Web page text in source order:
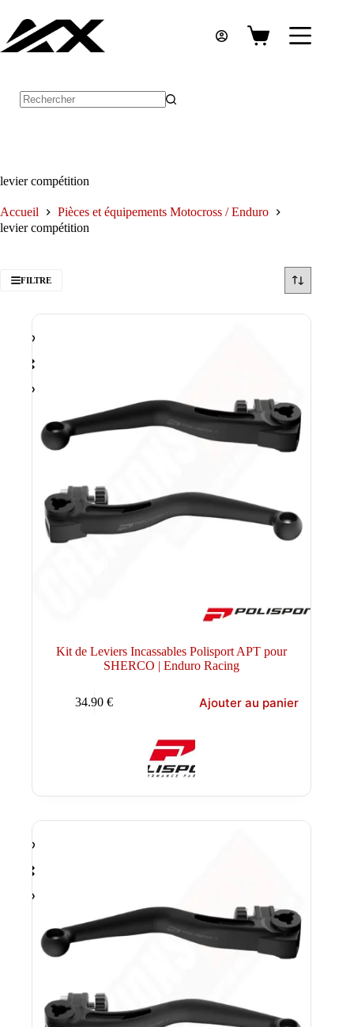
contenu
Panier
levier compétition
Accueil
Pièces et équipements Motocross / Enduro
levier compétition
FILTRE
Kit de Leviers Incassables Polisport APT pour
SHERCO | Enduro Racing
34.90€ Ajouter au panier